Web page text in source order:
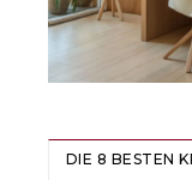
DIE 8 BESTEN